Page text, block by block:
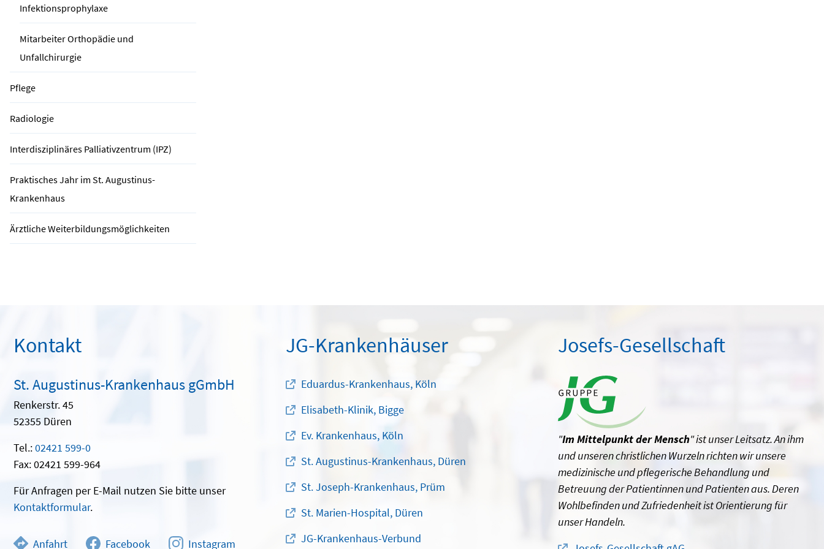
Infektionsprophylaxe
Mitarbeiter Orthopädie und
Unfallchirurgie
Pflege
Radiologie
Interdisziplinäres Palliativzentrum (IPZ)
Praktisches Jahr im St. Augustinus-
Krankenhaus
Ärztliche Weiterbildungsmöglichkeiten
Kontakt
St. Augustinus-Krankenhaus gGmbH
Renkerstr. 45
52355 Düren
Tel.:02421 599-0
Fax: 02421 599-964
Für Anfragen per E-Mail nutzen Sie bitte unser
Kontaktformular.
Anfahrt Facebook Instagram
JG-Krankenhäuser
Eduardus-Krankenhaus, Köln
Elisabeth-Klinik, Bigge
Ev. Krankenhaus, Köln
St. Augustinus-Krankenhaus, Düren
St. Joseph-Krankenhaus, Prüm
St. Marien-Hospital, Düren
JG-Krankenhaus-Verbund
Josefs-Gesellschaft
"Im Mittelpunkt der Mensch" ist unser Leitsatz. An ihm
und unseren christlichen Wurzeln richten wir unsere
medizinische und pflegerische Behandlung und
Betreuung der Patientinnen und Patienten aus. Deren
Wohlbefinden und Zufriedenheit ist Orientierung für
unser Handeln.